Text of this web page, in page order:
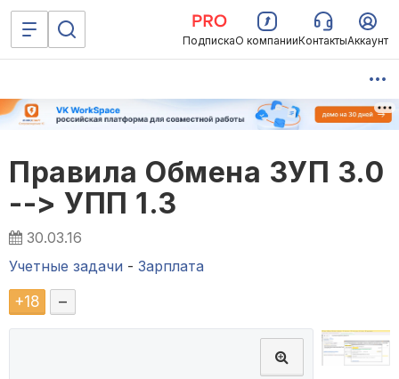
ПодпискаО компанииКонтактыАккаунт
Правила Обмена ЗУП 3.0
--> УПП 1.3
30.03.16
Учетные задачи - Зарплата
+18 –